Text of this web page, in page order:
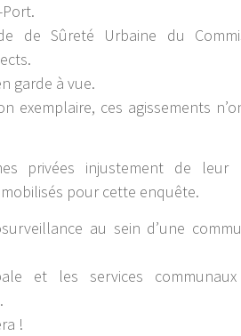
de Sûreté Urbaine du
garde à vue.
exemplaire, ces agissements
privées injustement de leur
pour cette enquête.
au sein d’une
et les services
!